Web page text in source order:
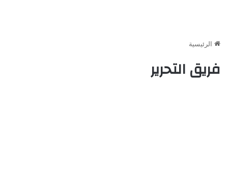
الرئيسية
فريق التحرير